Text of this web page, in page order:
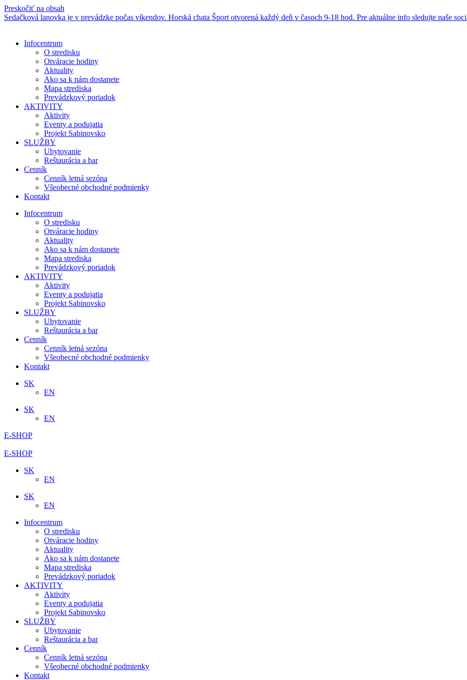
Preskočiť na obsah
Sedačková lanovka je v prevádzke počas víkendov. Horská chata Šport otvorená každý deň v časoch 9-18 hod. Pre aktuálne info sledujte naše
Infocentrum
O stredisku
Otváracie hodiny
Aktuality
Ako sa k nám dostanete
Mapa strediska
Prevádzkový poriadok
AKTIVITY
Aktivity
Eventy a podujatia
Projekt Sabinovsko
SLUŽBY
Ubytovanie
Reštaurácia a bar
Cenník
Cenník letná sezóna
Všeobecné obchodné podmienky
Kontakt
Infocentrum
O stredisku
Otváracie hodiny
Aktuality
Ako sa k nám dostanete
Mapa strediska
Prevádzkový poriadok
AKTIVITY
Aktivity
Eventy a podujatia
Projekt Sabinovsko
SLUŽBY
Ubytovanie
Reštaurácia a bar
Cenník
Cenník letná sezóna
Všeobecné obchodné podmienky
Kontakt
SK
EN
SK
EN
E-SHOP
E-SHOP
SK
EN
SK
EN
Infocentrum
O stredisku
Otváracie hodiny
Aktuality
Ako sa k nám dostanete
Mapa strediska
Prevádzkový poriadok
AKTIVITY
Aktivity
Eventy a podujatia
Projekt Sabinovsko
SLUŽBY
Ubytovanie
Reštaurácia a bar
Cenník
Cenník letná sezóna
Všeobecné obchodné podmienky
Kontakt